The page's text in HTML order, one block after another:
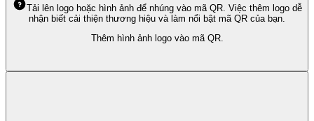
Tải lên logo hoặc hình ảnh để nhúng vào mã QR. Việc thêm logo dễ
nhận biết cải thiện thương hiệu và làm nổi bật mã QR của bạn.
Thêm hình ảnh logo vào mã QR.